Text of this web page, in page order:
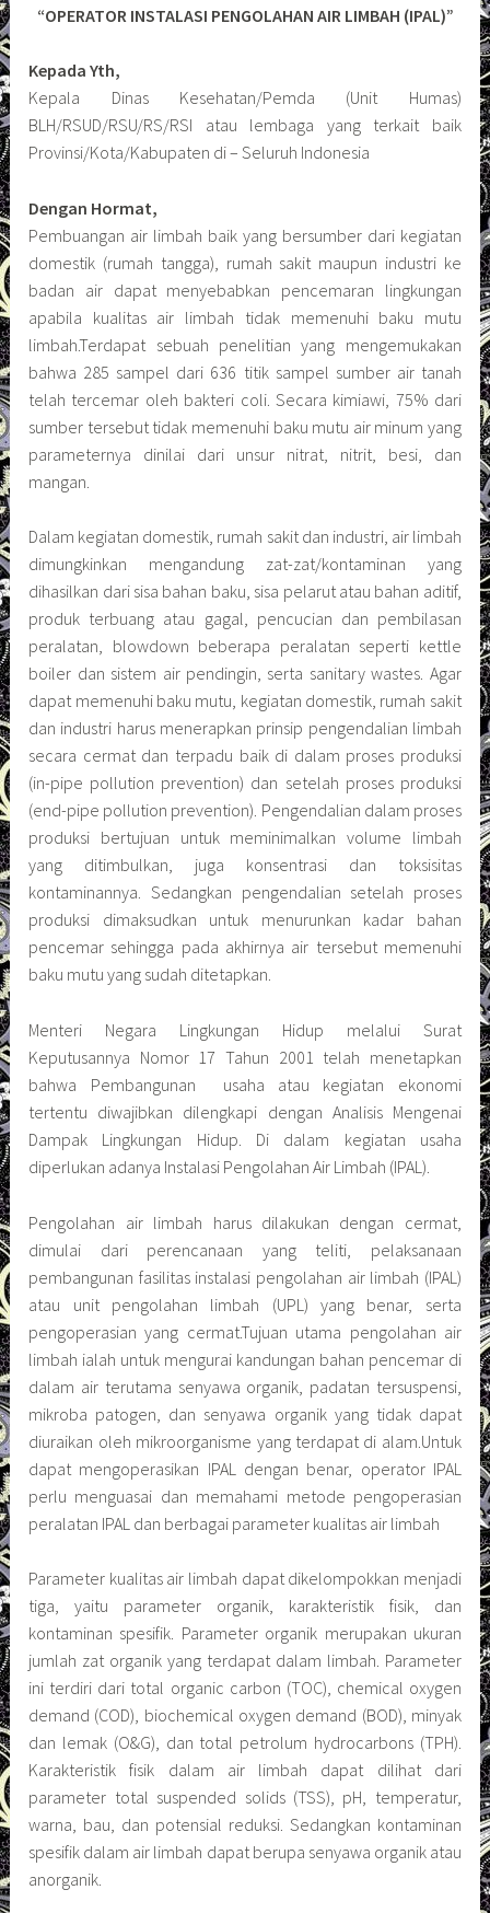
“OPERATOR INSTALASI PENGOLAHAN AIR LIMBAH (IPAL)”
Kepada Yth,
Kepala Dinas Kesehatan/Pemda (Unit Humas)
BLH/RSUD/RSU/RS/RSI atau lembaga yang terkait baik
Provinsi/Kota/Kabupaten di – Seluruh Indonesia
Dengan Hormat,
Pembuangan air limbah baik yang bersumber dari kegiatan
domestik (rumah tangga), rumah sakit maupun industri ke
badan air dapat menyebabkan pencemaran lingkungan
apabila kualitas air limbah tidak memenuhi baku mutu
limbah.Terdapat sebuah penelitian yang mengemukakan
bahwa 285 sampel dari 636 titik sampel sumber air tanah
telah tercemar oleh bakteri coli. Secara kimiawi, 75% dari
sumber tersebut tidak memenuhi baku mutu air minum yang
parameternya dinilai dari unsur nitrat, nitrit, besi, dan
mangan.
Dalam kegiatan domestik, rumah sakit dan industri, air limbah
dimungkinkan mengandung zat-zat/kontaminan yang
dihasilkan dari sisa bahan baku, sisa pelarut atau bahan aditif,
produk terbuang atau gagal, pencucian dan pembilasan
peralatan, blowdown beberapa peralatan seperti kettle
boiler dan sistem air pendingin, serta sanitary wastes. Agar
dapat memenuhi baku mutu, kegiatan domestik, rumah sakit
dan industri harus menerapkan prinsip pengendalian limbah
secara cermat dan terpadu baik di dalam proses produksi
(in-pipe pollution prevention) dan setelah proses produksi
(end-pipe pollution prevention). Pengendalian dalam proses
produksi bertujuan untuk meminimalkan volume limbah
yang ditimbulkan, juga konsentrasi dan toksisitas
kontaminannya. Sedangkan pengendalian setelah proses
produksi dimaksudkan untuk menurunkan kadar bahan
pencemar sehingga pada akhirnya air tersebut memenuhi
baku mutu yang sudah ditetapkan.
Menteri Negara Lingkungan Hidup melalui Surat
Keputusannya Nomor 17 Tahun 2001 telah menetapkan
bahwa Pembangunan usaha atau kegiatan ekonomi
tertentu diwajibkan dilengkapi dengan Analisis Mengenai
Dampak Lingkungan Hidup. Di dalam kegiatan usaha
diperlukan adanya Instalasi Pengolahan Air Limbah (IPAL).
Pengolahan air limbah harus dilakukan dengan cermat,
dimulai dari perencanaan yang teliti, pelaksanaan
pembangunan fasilitas instalasi pengolahan air limbah (IPAL)
atau unit pengolahan limbah (UPL) yang benar, serta
pengoperasian yang cermat.Tujuan utama pengolahan air
limbah ialah untuk mengurai kandungan bahan pencemar di
dalam air terutama senyawa organik, padatan tersuspensi,
mikroba patogen, dan senyawa organik yang tidak dapat
diuraikan oleh mikroorganisme yang terdapat di alam.Untuk
dapat mengoperasikan IPAL dengan benar, operator IPAL
perlu menguasai dan memahami metode pengoperasian
peralatan IPAL dan berbagai parameter kualitas air limbah
Parameter kualitas air limbah dapat dikelompokkan menjadi
tiga, yaitu parameter organik, karakteristik fisik, dan
kontaminan spesifik. Parameter organik merupakan ukuran
jumlah zat organik yang terdapat dalam limbah. Parameter
ini terdiri dari total organic carbon (TOC), chemical oxygen
demand (COD), biochemical oxygen demand (BOD), minyak
dan lemak (O&G), dan total petrolum hydrocarbons (TPH).
Karakteristik fisik dalam air limbah dapat dilihat dari
parameter total suspended solids (TSS), pH, temperatur,
warna, bau, dan potensial reduksi. Sedangkan kontaminan
spesifik dalam air limbah dapat berupa senyawa organik atau
anorganik.